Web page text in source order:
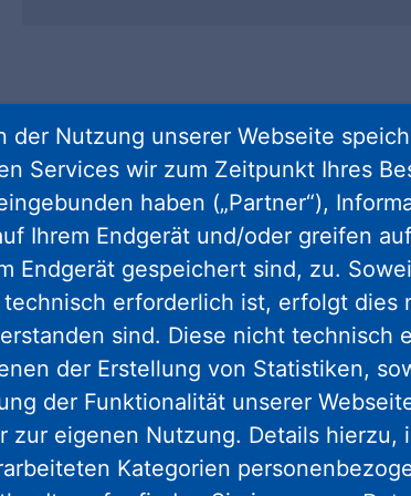
kurz erklärt
Möchten Sie von
Das YouTube iframe haben wir
uns ausgewählten Videos zu
Ihre IP-Adresse an YouTube
der Nutzung unserer Webseite
Services wir zum Zeitpunkt Ihres
haben („Partner“),
Ihrem Endgerät und/oder greifen
Endgerät gespeichert sind, zu.
erforderlich ist, erfolgt dies
sind. Diese nicht technisch
der Erstellung von Statistiken,
der Funktionalität unserer
zur eigenen Nutzung. Details hierzu,
Kategorien